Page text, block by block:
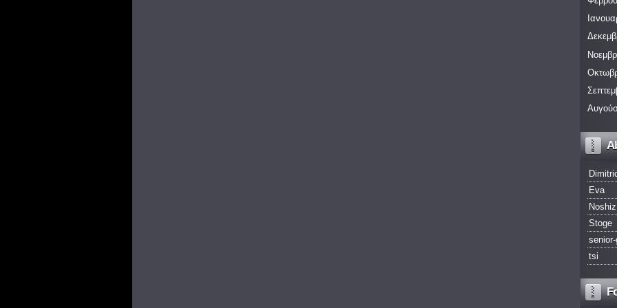
Eva
Noshiz
Stoge
tsi